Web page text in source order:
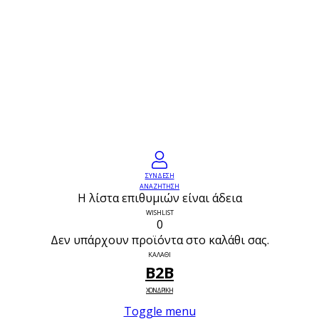
ΣΥΝΔΕΣΗ
ΑΝΑΖΗΤΗΣΗ
Η λίστα επιθυμιών είναι άδεια
WISHLIST
0
Δεν υπάρχουν προϊόντα στο καλάθι σας.
ΚΑΛΑΘΙ
B2B
ΧΟΝΔΡΙΚΗ
Toggle menu